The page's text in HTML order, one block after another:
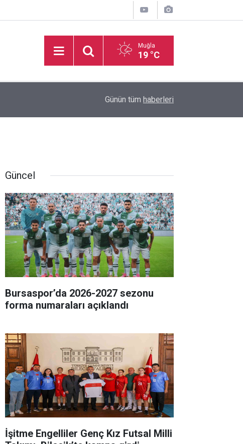
Muğla
19 °C
İşitme Engelliler Genç Kız Futsal Milli Takımı,
Günün tüm haberleri
Güncel
Bursaspor’da 2026-2027 sezonu
forma numaraları açıklandı
İşitme Engelliler Genç Kız Futsal Milli